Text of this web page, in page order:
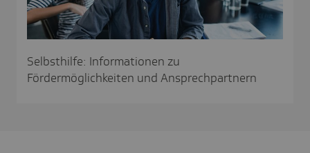
Selbsthilfe: Informationen zu
Fördermöglichkeiten und Ansprechpartnern